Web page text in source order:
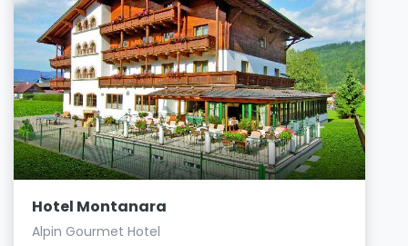
Hotel Montanara
Alpin Gourmet Hotel